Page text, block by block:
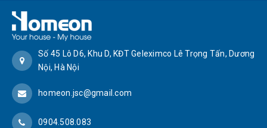
Số 45 Lô D6, Khu D, KĐT Geleximco Lê Trọng Tấn, Dương
Nội, Hà Nội
homeon.jsc@gmail.com
0904.508.083